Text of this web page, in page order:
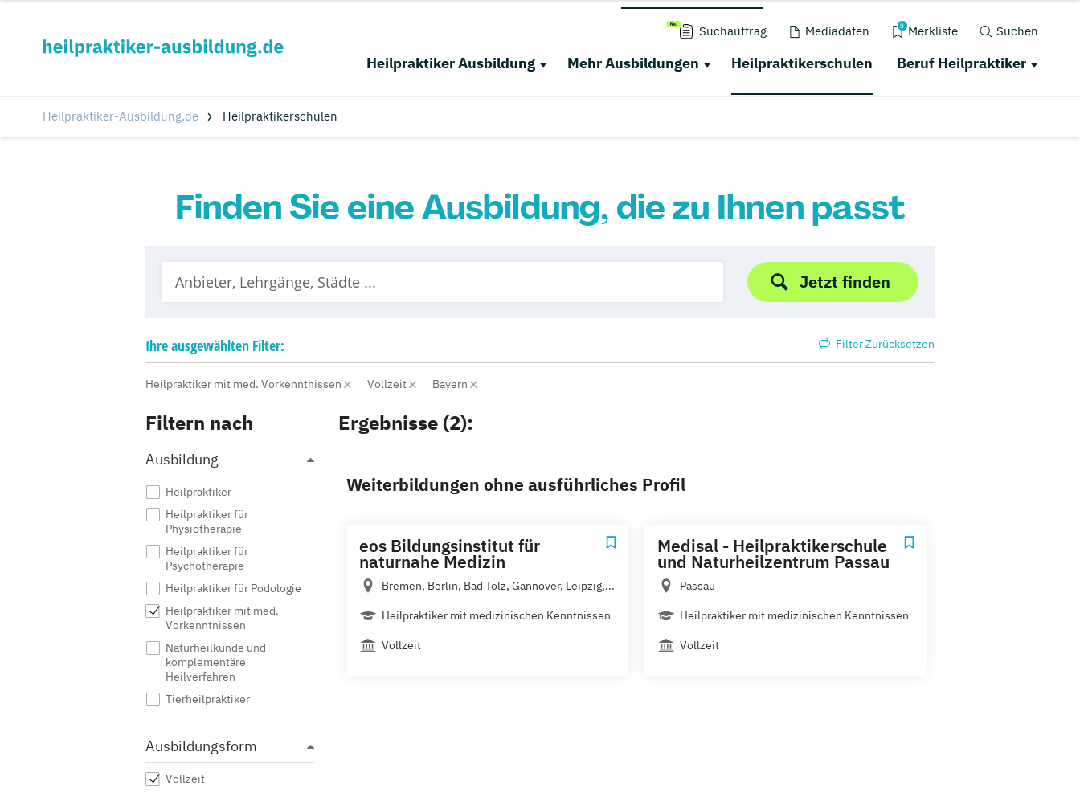
Suchauftrag Mediadaten 0 Merkliste Suchen
Heilpraktiker Ausbildung Mehr Ausbildungen Heilpraktikerschulen Beruf Heilpraktiker
Heilpraktiker-Ausbildung.de Heilpraktikerschulen
Finden Sie eine Ausbildung, die zu Ihnen passt
Jetzt finden
Ihreausgewählten Filter: Filter Zurücksetzen
Heilpraktiker mit med. Vorkenntnissen Vollzeit Bayern
Filtern nach
Ausbildung
Heilpraktiker
Heilpraktiker für
Physiotherapie
Heilpraktiker für
Psychotherapie
Heilpraktiker für Podologie
Heilpraktiker mit med.
Vorkenntnissen
Naturheilkunde und
komplementäre
Heilverfahren
Tierheilpraktiker
Ausbildungsform
Vollzeit
Ergebnisse (2):
Weiterbildungen ohne ausführliches Profil
eos Bildungsinstitut für
naturnahe Medizin
Bremen, Berlin, Bad Tölz, Gannover, Leipzig,...
Heilpraktiker mit medizinischen Kenntnissen
Vollzeit
Medisal - Heilpraktikerschule
und Naturheilzentrum Passau
Passau
Heilpraktiker mit medizinischen Kenntnissen
Vollzeit